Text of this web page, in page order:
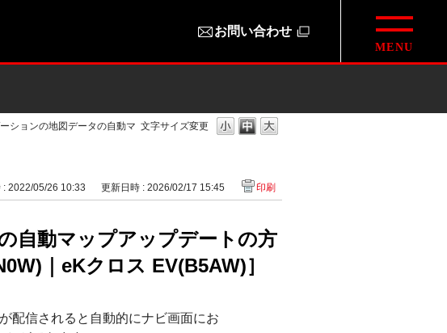
お問い合わせ
文字サイズ変更
ションの地図データの自動マ
: 2022/05/26 10:33 更新日時 : 2026/02/17 15:45 印刷
自動マップアップデートの方
｜eKクロス EV(B5AW)］
配信されると自動的にナビ画面にお